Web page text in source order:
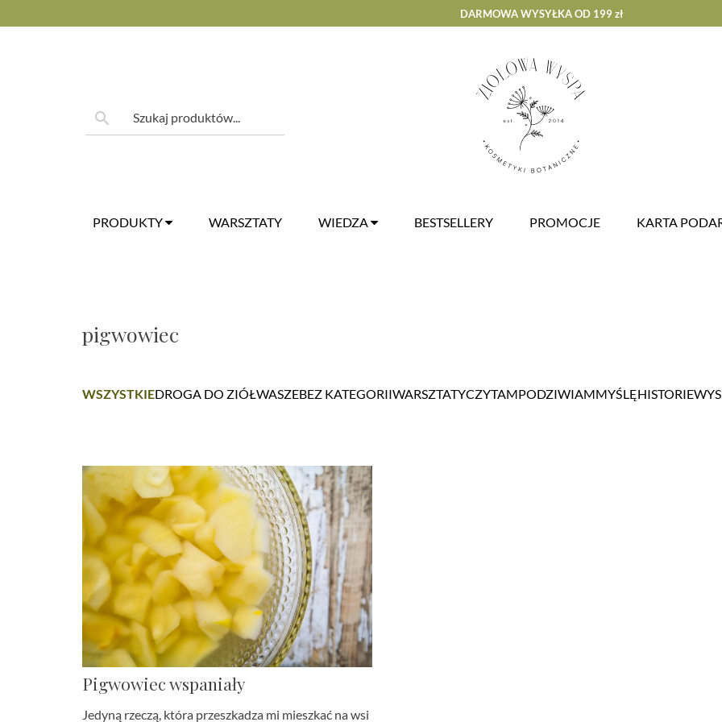
to
DARMOWA WYSYŁKA OD 199 zł
search
PRODUKTY WARSZTATY WIEDZA BESTSELLERY PROMOCJE KARTA
pigwowiec
WSZYSTKIEDROGA DO ZIÓŁWASZEBEZ KATEGORIIWARSZTATYCZYTAMPODZIWIAMMYŚLĘHISTORIE
Pigwowiec wspaniały
Jedyną rzeczą, która przeszkadza mi mieszkać na wsi